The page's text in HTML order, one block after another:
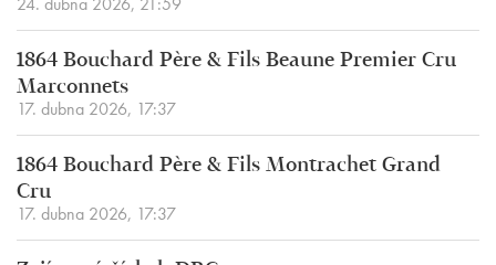
1864 Bouchard Père & Fils Beaune Premier Cru
Marconnets
17. dubna 2026, 17:37
1864 Bouchard Père & Fils Montrachet Grand
Cru
17. dubna 2026, 17:37